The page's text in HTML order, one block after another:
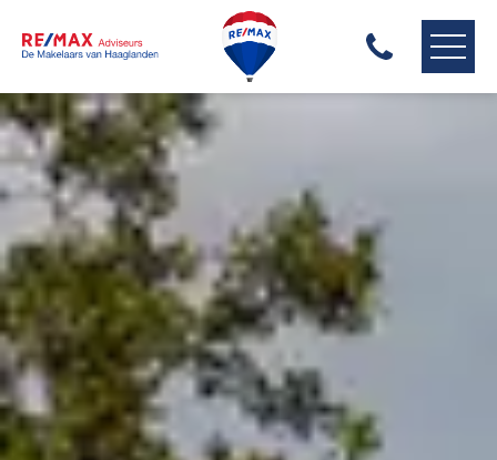
RE/MAX HAAGLANDEN
ONZE MAKELAARS
ONZE EXPERTISES
HUIS VERKOPEN
HUIS KOPEN
HUIS VERHUREN
ONZE DIENSTEN
CONTACT